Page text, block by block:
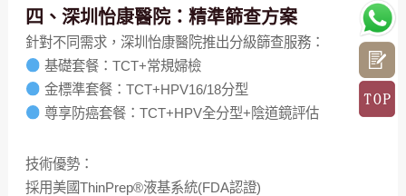
四、深圳怡康醫院：精準篩查方案
針對不同需求，深圳怡康醫院推出分級篩查服務：
基礎套餐：TCT+常規婦檢
金標準套餐：TCT+HPV16/18分型
尊享防癌套餐：TCT+HPV全分型+陰道鏡評估
技術優勢：
採用美國ThinPrep®液基系統(FDA認證)